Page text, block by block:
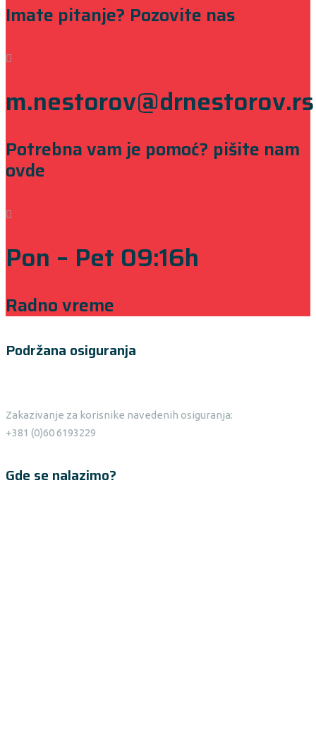
Imate pitanje? Pozovite nas
m.nestorov@drnestorov.rs
Potrebna vam je pomoć? pišite nam
ovde
Pon – Pet 09:16h
Radno vreme
Podržana osiguranja
Zakazivanje za korisnike navedenih osiguranja:
+381 (0)60 6193229
Gde se nalazimo?